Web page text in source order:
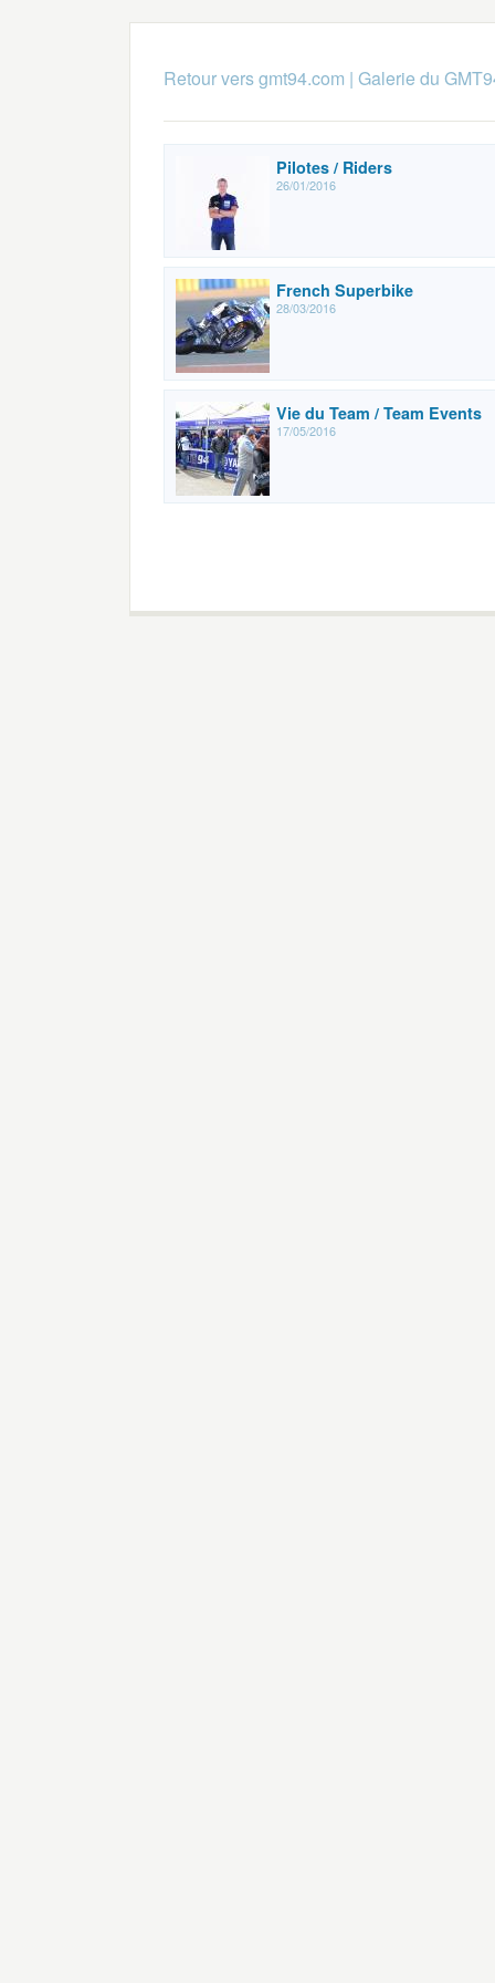
Retour vers gmt94.com | Galerie du
Pilotes / Riders
26/01/2016
French Superbike
28/03/2016
Vie du Team / Team Events
17/05/2016